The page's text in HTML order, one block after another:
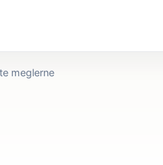
meglerne